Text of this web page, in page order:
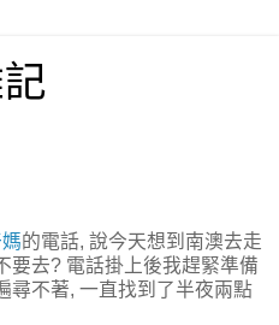
的電話, 說今天想到南澳去走
要去? 電話掛上後我趕緊準備
尋不著, 一直找到了半夜兩點